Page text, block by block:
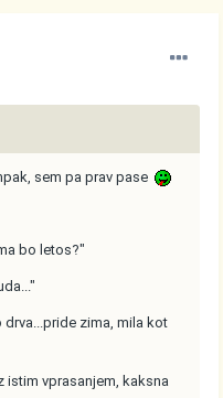
sem pa prav pase
bo letos?"
zima, mila kot
istim vprasanjem, kaksna